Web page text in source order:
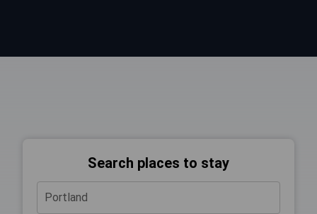
Search places to stay